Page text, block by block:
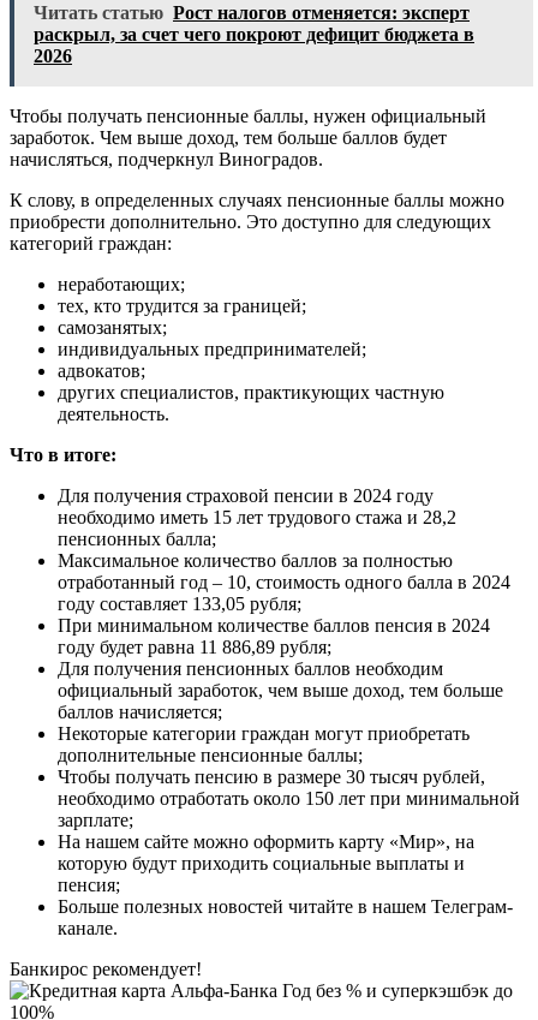
Читать статью Рост налогов отменяется: эксперт
раскрыл, за счет чего покроют дефицит бюджета в
2026
Чтобы получать пенсионные баллы, нужен официальный
заработок. Чем выше доход, тем больше баллов будет
начисляться, подчеркнул Виноградов.
К слову, в определенных случаях пенсионные баллы можно
приобрести дополнительно. Это доступно для следующих
категорий граждан:
неработающих;
тех, кто трудится за границей;
самозанятых;
индивидуальных предпринимателей;
адвокатов;
других специалистов, практикующих частную
деятельность.
Что в итоге:
Для получения страховой пенсии в 2024 году
необходимо иметь 15 лет трудового стажа и 28,2
пенсионных балла;
Максимальное количество баллов за полностью
отработанный год – 10, стоимость одного балла в 2024
году составляет 133,05 рубля;
При минимальном количестве баллов пенсия в 2024
году будет равна 11 886,89 рубля;
Для получения пенсионных баллов необходим
официальный заработок, чем выше доход, тем больше
баллов начисляется;
Некоторые категории граждан могут приобретать
дополнительные пенсионные баллы;
Чтобы получать пенсию в размере 30 тысяч рублей,
необходимо отработать около 150 лет при минимальной
зарплате;
На нашем сайте можно оформить карту «Мир», на
которую будут приходить социальные выплаты и
пенсия;
Больше полезных новостей читайте в нашем Телеграм-
канале.
Банкирос рекомендует!